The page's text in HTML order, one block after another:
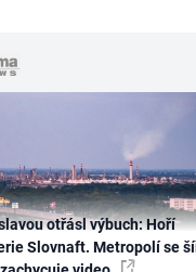
otřásl výbuch: Hoří
Slovnaft. Metropolí se